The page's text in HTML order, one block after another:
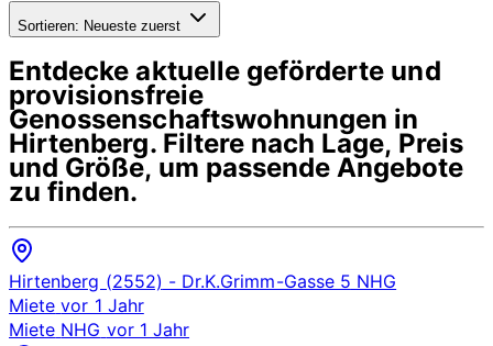
Sortieren: Neueste zuerst
Entdecke aktuelle geförderte und
provisionsfreie
Genossenschaftswohnungen in
Hirtenberg. Filtere nach Lage, Preis
und Größe, um passende Angebote
zu finden.
Hirtenberg (2552) - Dr.K.Grimm-Gasse 5 NHG
Miete vor 1 Jahr
Miete NHG vor 1 Jahr